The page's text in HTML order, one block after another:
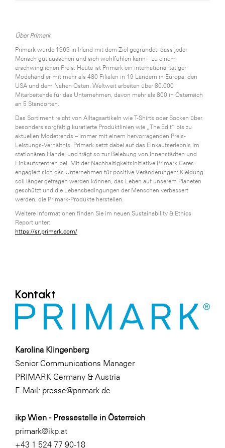
Über Primark
Primark wurde 1969 in Irland mit dem Ziel gegründet, dass jeder
Mensch gut aussehen und sich wohlfühlen kann – zu einem
erschwinglichen Preis. Heute ist Primark ein international tätiger
Modehändler mit mehr als 480 Filialen in 19 Ländern in Europa, den
USA und dem Nahen Osten. Weltweit arbeiten über 80.000
Mitarbeitende für das Unternehmen, davon mehr als 800 in Österreich
an 5 Standorten.
Das Sortiment reicht von Alltagsartikeln wie T-Shirts oder Socken über
besonders sorgfältig kuratierte Produktlinien wie „The Edit“ bis zu
aktuellen Modetrends – immer mit einem hervorragenden Preis-
Leistungs-Verhältnis. Primark setzt dabei auf das Einkaufserlebnis im
stationären Handel und trägt so zur Belebung von Innenstädten und
Einkaufszentren bei. Mit der Nachhaltigkeitsinitiative Primark Cares
engagiert sich das Unternehmen für positive Veränderungen: Kleidung
soll länger getragen werden können, das Leben auf unserem Planeten
geschützt und die Lebensbedingungen der Menschen verbessert
werden, die Primark-Produkte herstellen.
Weitere Informationen finden Sie im neuen Sustainability & Ethics
Report unter:
https://sr.primark.com/
Kontakt
Karolina Klingenberg
Senior Communications Manager
PRIMARK Germany & Austria
E-Mail: presse@primark.de
ikp Wien - Pressestelle in Österreich
primark@ikp.at
+43 1 524 77 90-18